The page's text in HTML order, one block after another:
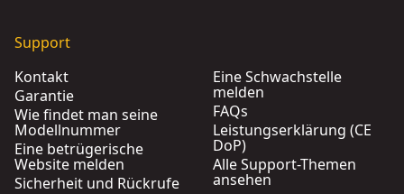
Support
Kontakt
Garantie
Wie findet man seine
Modellnummer
Eine betrügerische
Website melden
Sicherheit und Rückrufe
Eine Schwachstelle
melden
FAQs
Leistungserklärung (CE
DoP)
Alle Support-Themen
ansehen